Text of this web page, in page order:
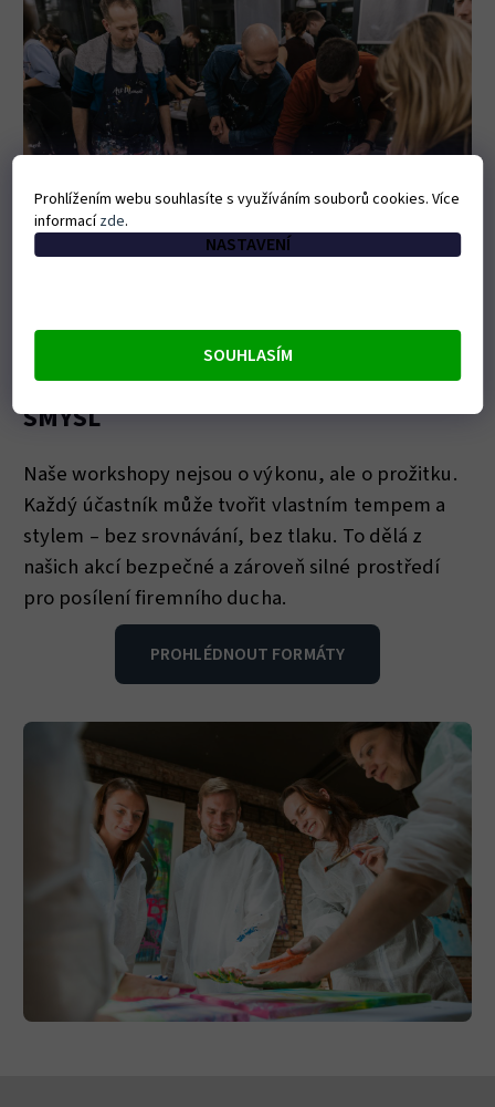
ARTMOMENT: ZÁŽITEK, KTERÝ MÁ
SMYSL
Naše workshopy nejsou o výkonu, ale o prožitku.
Každý účastník může tvořit vlastním tempem a
stylem – bez srovnávání, bez tlaku. To dělá z
našich akcí bezpečné a zároveň silné prostředí
pro posílení firemního ducha.
PROHLÉDNOUT FORMÁTY
Prohlížením webu souhlasíte s využíváním souborů cookies. Více
informacízde.
NASTAVENÍ
SOUHLASÍM